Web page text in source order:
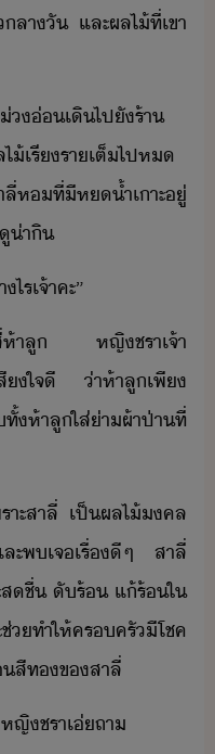
ลาั​ ​และ​ผลไ้​ที่​เขา​
​่​เิ​ไป​ั​ร้า​
เรีรา​เต็ไปห​
ที่​ี​ห้ำ​เาะ​ู่​
​่าิ
ร​เจ้า​คะ​”
สี​่​ห้า​ลู​ ​หญิ​ชรา​เจ้า
​ใจี​ ​่า​ห้า​ลู​เพี​
ห้า​ลู​ใส่​่า​ผ้าป่า​ที่​
าะ​สาลี่​ ​เป็ผล​ไ้​คล​
ละ​พ​เจ​เรื่​ี​ๆ​ ​สาลี่​
ชื่​ ​ั​ร้​ ​แ้​ร้ใ​
ทำให้​ครครั​ีโชค​
สีท​ข​สาลี่
ญิ​ชรา​เ่​ถา